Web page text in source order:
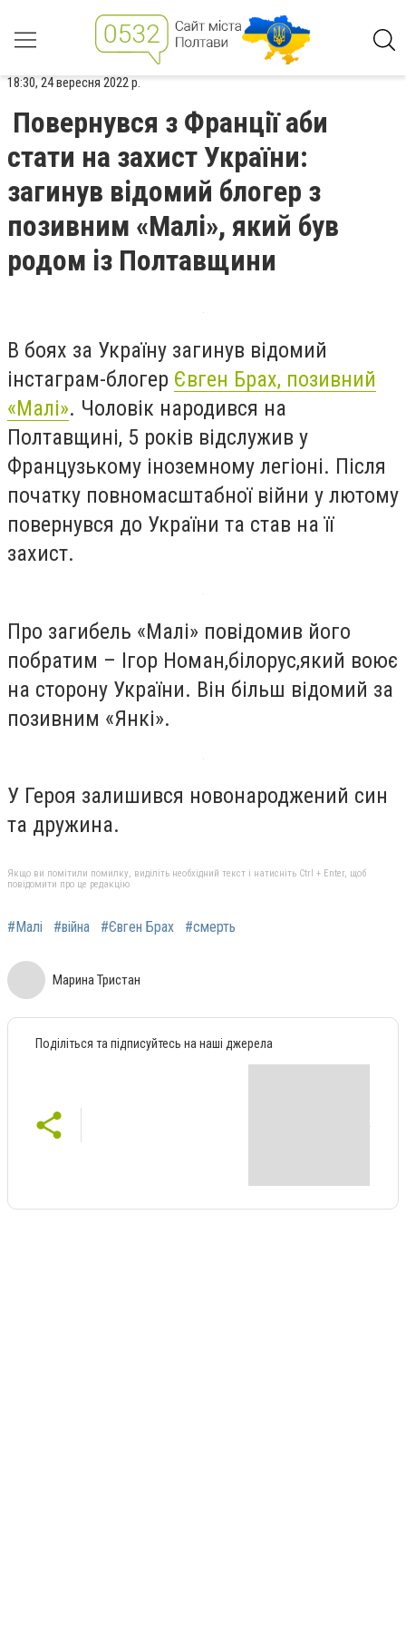
18:30, 24 вересня 2022 р.
Повернувся з Франції аби
стати на захист України:
загинув відомий блогер з
позивним «Малі», який був
родом із Полтавщини
В боях за Україну загинув відомий
інстаграм-блогер Євген Брах, позивний
«Малі». Чоловік народився на
Полтавщині, 5 років відслужив у
Французькому іноземному легіоні. Після
початку повномасштабної війни у лютому
повернувся до України та став на її
захист.
Про загибель «Малі» повідомив його
побратим – Ігор Номан,білорус,який воює
на сторону України. Він більш відомий за
позивним «Янкі».
У Героя залишився новонароджений син
та дружина.
Якщо ви помітили помилку, виділіть необхідний текст і натисніть Ctrl + Enter, щоб
повідомити про це редакцію
#Малі #війна #Євген Брах #смерть
Марина Тристан
Поділіться та підписуйтесь на наші джерела